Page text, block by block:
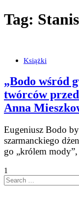
Tag:
Książki
„Bodo wśród
twórców
Anna
Eugeniusz Bodo
szarmanckiego
go „królem
1
Search
…